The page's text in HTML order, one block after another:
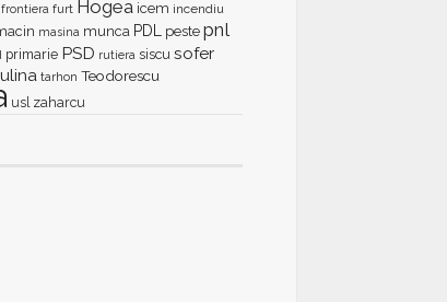
frontiera furt Hogea icem incendiu
masina munca PDL peste pnl
primarie PSD rutiera siscu sofer
tarhon Teodorescu
usl zaharcu